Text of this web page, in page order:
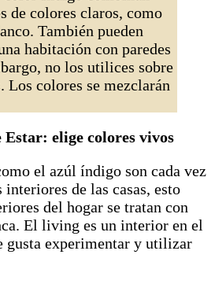
de colores claros, como
También pueden
habitación con paredes
no los utilices sobre
Los colores se mezclarán
Estar: elige colores vivos
el azúl índigo son cada vez
de las casas, esto
del hogar se tratan con
El living es un interior en el
gusta experimentar y utilizar